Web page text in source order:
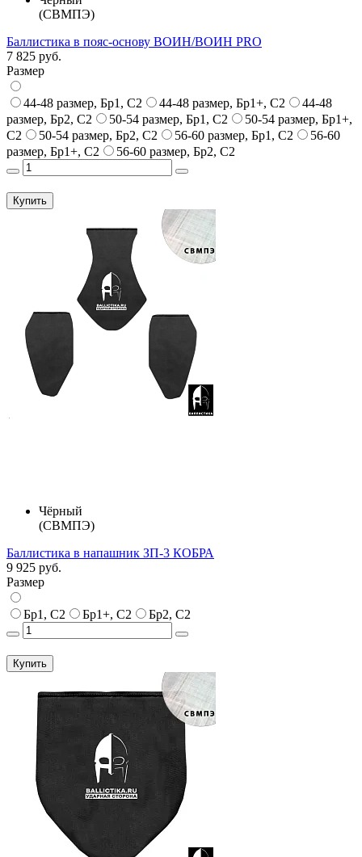
(СВМПЭ)
Баллистика в пояс-основу ВОИН/ВОИН PRO
7 825 руб.
Размер
44-48 размер, Бр1, С2 44-48 размер, Бр1+, С2
44-48
размер, Бр2, С2
50-54 размер, Бр1, С2
50-54 размер, Бр1+,
С2
50-54 размер, Бр2, С2 56-60 размер, Бр1, С2
56-60
размер, Бр1+, С2
56-60 размер, Бр2, С2
Купить
Чёрный
(СВМПЭ)
Баллистика в напашник ЗП-3 КОБРА
9 925 руб.
Размер
Бр1, С2 Бр1+, С2 Бр2, С2
Купить